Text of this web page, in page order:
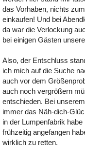
das Vorhaben, nichts
einkaufen! Und bei
da war die Verlockung
bei einigen Gästen
Also, der Entschluss
ich mich auf die Suche
auch vor dem
auch noch vergrößern
entschieden. Bei
immer das Näh-dich-
in der Lumpenfabrik
frühzeitig angefangen
wirklich zu retten.